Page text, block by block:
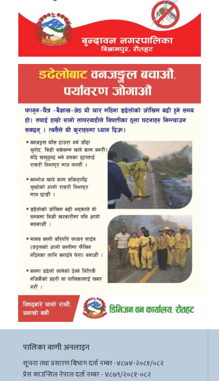
पालिका वाणी अनलाइन
सूचना तथा प्रसारण बिभाग दर्ता नम्बर -४८७४-२०८१/०८२
प्रेस काउन्सिल नेपाल दर्ता नम्बर - ४८७९/२०८१-०८२